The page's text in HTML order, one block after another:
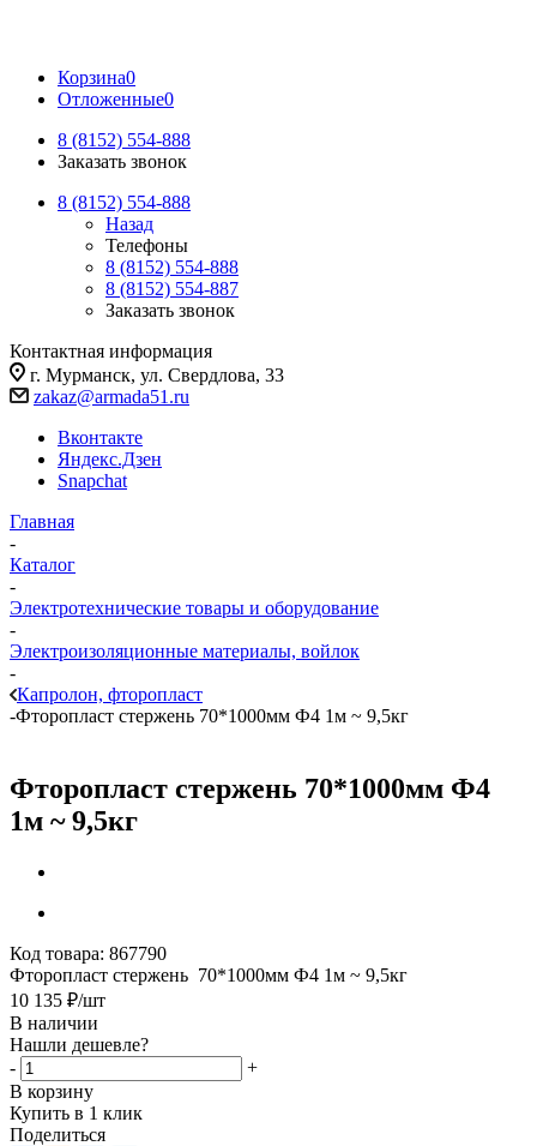
Корзина0
Отложенные0
8 (8152) 554-888
Заказать звонок
8 (8152) 554-888
Назад
Телефоны
8 (8152) 554-888
8 (8152) 554-887
Заказать звонок
Контактная информация
г. Мурманск, ул. Свердлова, 33
zakaz@armada51.ru
Вконтакте
Яндекс.Дзен
Snapchat
Главная
-
Каталог
-
Электротехнические товары и оборудование
-
Электроизоляционные материалы, войлок
-
Капролон, фторопласт
-Фторопласт стержень 70*1000мм Ф4 1м ~ 9,5кг
Фторопласт стержень 70*1000мм Ф4
1м ~ 9,5кг
Код товара: 867790
Фторопласт стержень 70*1000мм Ф4 1м ~ 9,5кг
10 135 ₽/шт
В наличии
Нашли дешевле?
-
+
В корзину
Купить в 1 клик
Поделиться